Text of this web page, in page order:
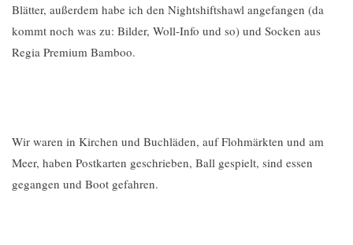
Blätter, außerdem habe ich den Nightshiftshawl angefangen (da
kommt noch was zu: Bilder, Woll-Info und so) und Socken aus
Regia Premium Bamboo.
Wir waren in Kirchen und Buchläden, auf Flohmärkten und am
Meer, haben Postkarten geschrieben, Ball gespielt, sind essen
gegangen und Boot gefahren.